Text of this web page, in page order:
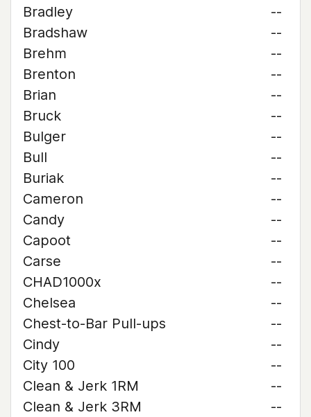
Bradley
--
Bradshaw
--
Brehm
--
Brenton
--
Brian
--
Bruck
--
Bulger
--
Bull
--
Buriak
--
Cameron
--
Candy
--
Capoot
--
Carse
--
CHAD1000x
--
Chelsea
--
Chest-to-Bar Pull-ups
--
Cindy
--
City 100
--
Clean & Jerk 1RM
--
Clean & Jerk 3RM
--